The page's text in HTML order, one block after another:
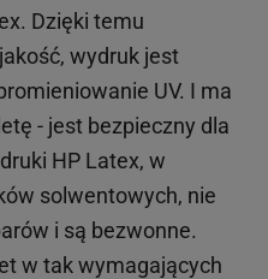
Dzięki temu
wydruk jest
UV. I ma
- jest bezpieczny dla
HP Latex, w
solwentowych, nie
i są bezwonne.
w tak wymagających